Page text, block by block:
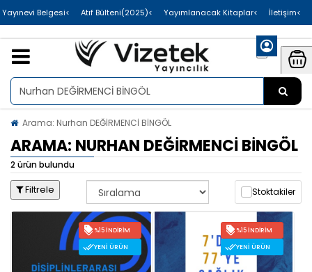
>İletişim
>Yayımlanacak Kitaplar
>Atıf Bülteni(2025)
>Uluslararası Yayınevi Belgesi
Arama: Nurhan DEĞİRMENCİ BİNGÖL
ARAMA: NURHAN DEĞİRMENCİ BİNGÖL
2 ürün bulundu
Filtrele Stoktakiler
%15 İNDIRIM
YENI ÜRÜN
%15 İNDIRIM
YENI ÜRÜN